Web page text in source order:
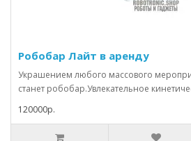
Робобар Лайт в аренду
Украшением любого массового
станет робобар.Увлекательное
120000р.